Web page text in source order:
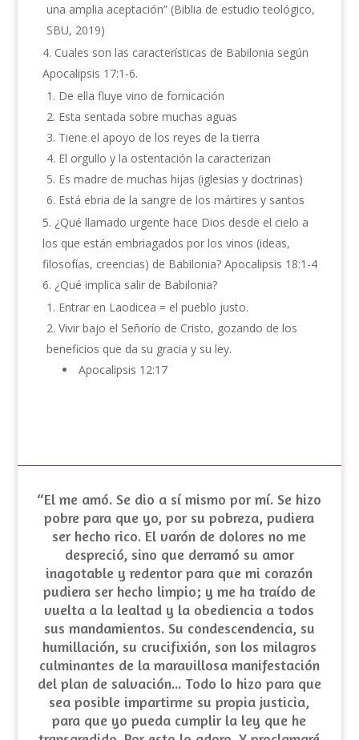
una amplia aceptación” (Biblia de estudio teológico,
SBU, 2019)
Cuales son las características de Babilonia según
Apocalipsis 17:1-6.
De ella fluye vino de fornicación
Esta sentada sobre muchas aguas
Tiene el apoyo de los reyes de la tierra
El orgullo y la ostentación la caracterizan
Es madre de muchas hijas (iglesias y doctrinas)
Está ebria de la sangre de los mártires y santos
¿Qué llamado urgente hace Dios desde el cielo a
los que están embriagados por los vinos (ideas,
filosofías, creencias) de Babilonia? Apocalipsis 18:1-4
¿Qué implica salir de Babilonia?
Entrar en Laodicea = el pueblo justo.
Vivir bajo el Señorío de Cristo, gozando de los
beneficios que da su gracia y su ley.
Apocalipsis 12:17
“El me amó. Se dio a sí mismo por mí. Se hizo
pobre para que yo, por su pobreza, pudiera
ser hecho rico. El varón de dolores no me
despreció, sino que derramó su amor
inagotable y redentor para que mi corazón
pudiera ser hecho limpio; y me ha traído de
vuelta a la lealtad y la obediencia a todos
sus mandamientos. Su condescendencia, su
humillación, su crucifixión, son los milagros
culminantes de la maravillosa manifestación
del plan de salvación... Todo lo hizo para que
sea posible impartirme su propia justicia,
para que yo pueda cumplir la ley que he